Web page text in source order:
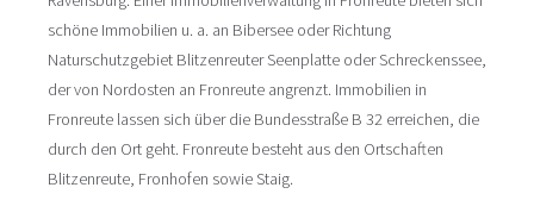
schöne Immobilien u. a. an Bibersee oder Richtung
Naturschutzgebiet Blitzenreuter Seenplatte oder Schreckenssee,
der von Nordosten an Fronreute angrenzt. Immobilien in
Fronreute lassen sich über die Bundesstraße B 32 erreichen, die
durch den Ort geht. Fronreute besteht aus den Ortschaften
Blitzenreute, Fronhofen sowie Staig.